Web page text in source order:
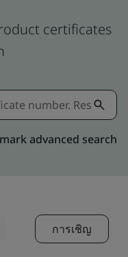
certificates
advanced search
การเชิญ